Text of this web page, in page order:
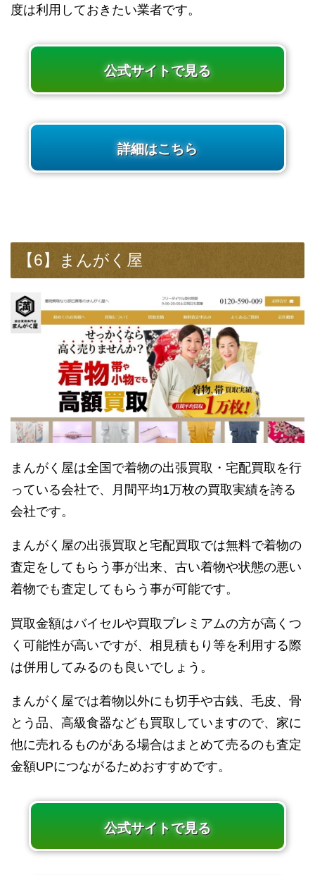
度は利用しておきたい業者です。
公式サイトで見る
詳細はこちら
【6】まんがく屋
まんがく屋は全国で着物の出張買取・宅配買取を行
っている会社で、月間平均1万枚の買取実績を誇る
会社です。
まんがく屋の出張買取と宅配買取では無料で着物の
査定をしてもらう事が出来、古い着物や状態の悪い
着物でも査定してもらう事が可能です。
買取金額はバイセルや買取プレミアムの方が高くつ
く可能性が高いですが、相見積もり等を利用する際
は併用してみるのも良いでしょう。
まんがく屋では着物以外にも切手や古銭、毛皮、骨
とう品、高級食器なども買取していますので、家に
他に売れるものがある場合はまとめて売るのも査定
金額UPにつながるためおすすめです。
公式サイトで見る